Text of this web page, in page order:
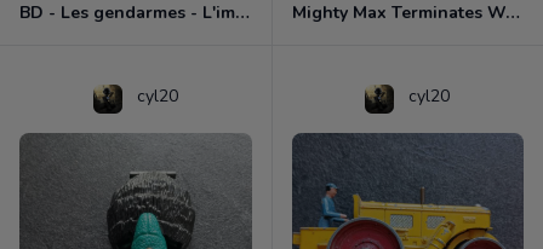
BD - Les gendarmes - L'imitation de vitesse - Tome 14 Mighty Max Terminates Wolfship 7
cyl20 cyl20